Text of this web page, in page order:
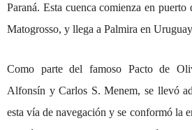
Paraná. Esta cuenca comienza en puerto
Matogrosso, y llega a Palmira en
Como parte del famoso Pacto de
Alfonsín y Carlos S. Menem, se llevó
esta vía de navegación y se conformó la